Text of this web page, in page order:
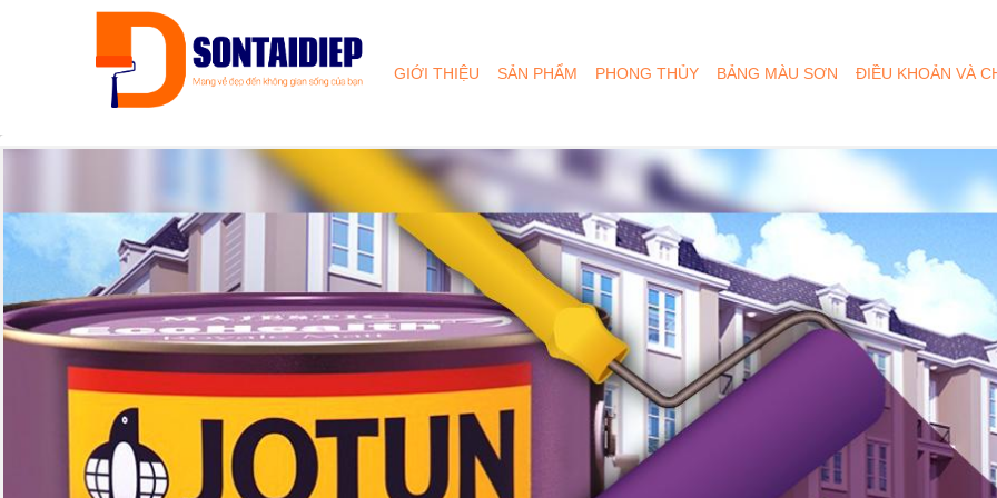
nội
GIỚI THIỆU SẢN PHẨM PHONG THỦY BẢNG MÀU SƠN ĐIỀU KHOẢN VÀ